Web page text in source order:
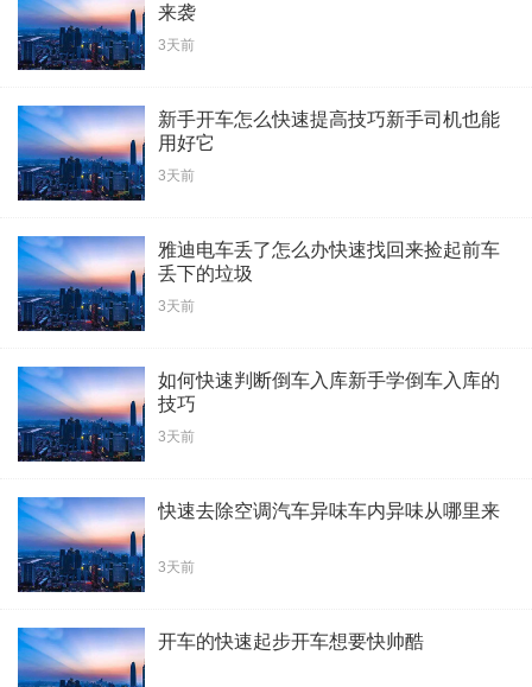
来袭
3天前
新手开车怎么快速提高技巧新手司机也能
用好它
3天前
雅迪电车丢了怎么办快速找回来捡起前车
丢下的垃圾
3天前
如何快速判断倒车入库新手学倒车入库的
技巧
3天前
快速去除空调汽车异味车内异味从哪里来
3天前
开车的快速起步开车想要快帅酷